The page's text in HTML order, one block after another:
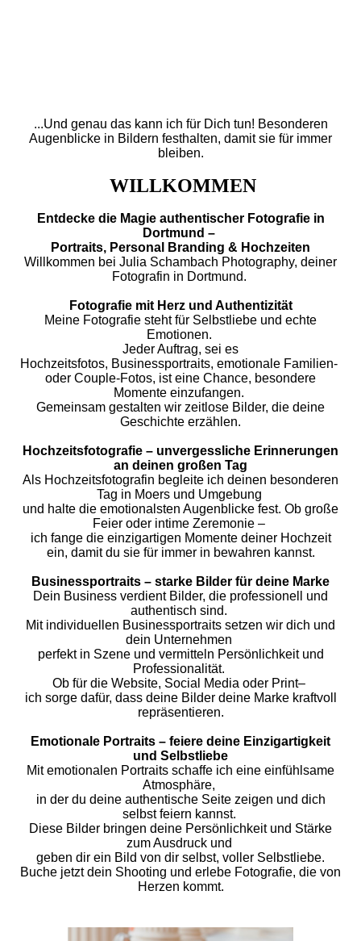
...Und genau das kann ich für Dich tun! Besonderen
Augenblicke in Bildern festhalten, damit sie für immer
bleiben.
WILLKOMMEN
Entdecke die Magie authentischer Fotografie in
Dortmund –
Portraits, Personal Branding & Hochzeiten
Willkommen bei Julia Schambach Photography, deiner
Fotografin in Dortmund.
Fotografie mit Herz und Authentizität
Meine Fotografie steht für Selbstliebe und echte
Emotionen.
Jeder Auftrag, sei es
Hochzeitsfotos, Businessportraits, emotionale Familien-
oder Couple-Fotos, ist eine Chance, besondere
Momente einzufangen.
Gemeinsam gestalten wir zeitlose Bilder, die deine
Geschichte erzählen.
Hochzeitsfotografie – unvergessliche Erinnerungen
an deinen großen Tag
Als Hochzeitsfotografin begleite ich deinen besonderen
Tag in Moers und Umgebung
und halte die emotionalsten Augenblicke fest. Ob große
Feier oder intime Zeremonie –
ich fange die einzigartigen Momente deiner Hochzeit
ein, damit du sie für immer in bewahren kannst.
Businessportraits – starke Bilder für deine Marke
Dein Business verdient Bilder, die professionell und
authentisch sind.
Mit individuellen Businessportraits setzen wir dich und
dein Unternehmen
perfekt in Szene und vermitteln Persönlichkeit und
Professionalität.
Ob für die Website, Social Media oder Print–
ich sorge dafür, dass deine Bilder deine Marke kraftvoll
repräsentieren.
Emotionale Portraits – feiere deine Einzigartigkeit
und Selbstliebe
Mit emotionalen Portraits schaffe ich eine einfühlsame
Atmosphäre,
in der du deine authentische Seite zeigen und dich
selbst feiern kannst.
Diese Bilder bringen deine Persönlichkeit und Stärke
zum Ausdruck und
geben dir ein Bild von dir selbst, voller Selbstliebe.
Buche jetzt dein Shooting und erlebe Fotografie, die von
Herzen kommt.